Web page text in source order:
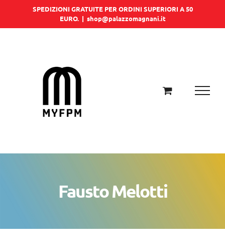
SPEDIZIONI GRATUITE PER ORDINI SUPERIORI A 50
EURO. | shop@palazzomagnani.it
Fausto Melotti